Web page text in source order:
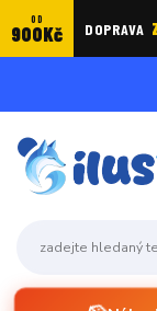
OD
900Kč DOPRAVA